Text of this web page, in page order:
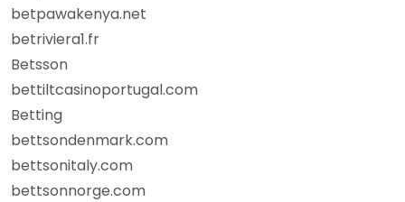
betpawakenya.net
betriviera1.fr
Betsson
bettiltcasinoportugal.com
Betting
bettsondenmark.com
bettsonitaly.com
bettsonnorge.com